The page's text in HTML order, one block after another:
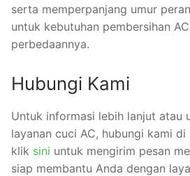
serta memperpanjang umur
untuk kebutuhan pembersihan
perbedaannya.
Hubungi Kami
Untuk informasi lebih lanjut atau
layanan cuci AC, hubungi kami
klik sini untuk mengirim pesan
siap membantu Anda dengan